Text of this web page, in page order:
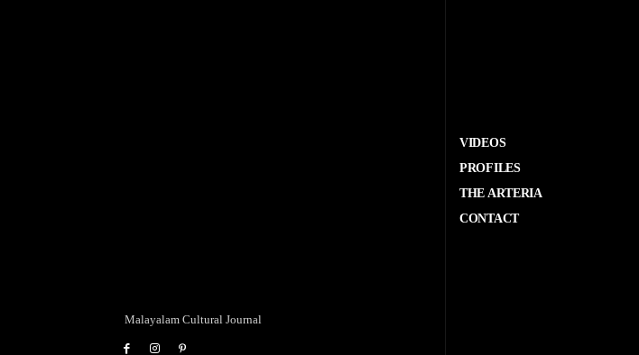
Malayalam Cultural Journal
VIDEOS
PROFILES
THE ARTERIA
CONTACT